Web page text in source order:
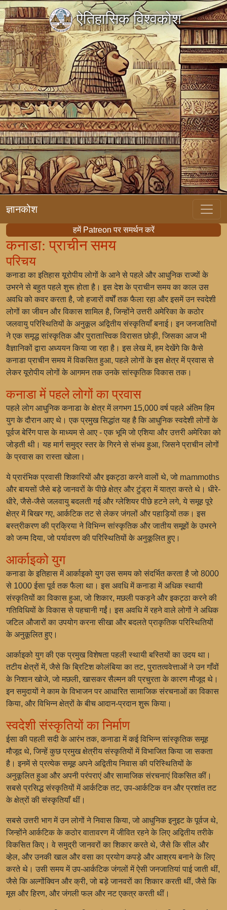
ऐतिहासिक विश्वकोश
ज्ञानकोश
हमें Patreon पर समर्थन करें
कनाडा: प्राचीन समय
परिचय
कनाडा का इतिहास यूरोपीय लोगों के आने से पहले और आधुनिक राज्यों के
उभरने से बहुत पहले शुरू होता है। इस देश के प्राचीन समय का काल उस
अवधि को कवर करता है, जो हजारों वर्षों तक फैला रहा और इसमें उन स्वदेशी
लोगों का जीवन और विकास शामिल है, जिन्होंने उत्तरी अमेरिका के कठोर
जलवायु परिस्थितियों के अनुकूल अद्वितीय संस्कृतियाँ बनाई। इन जनजातियों
ने एक समृद्ध सांस्कृतिक और पुरातात्त्विक विरासत छोड़ी, जिसका आज भी
वैज्ञानिकों द्वारा अध्ययन किया जा रहा है। इस लेख में, हम देखेंगे कि कैसे
कनाडा प्राचीन समय में विकसित हुआ, पहले लोगों के इस क्षेत्र में प्रवास से
लेकर यूरोपीय लोगों के आगमन तक उनके सांस्कृतिक विकास तक।
कनाडा में पहले लोगों का प्रवास
पहले लोग आधुनिक कनाडा के क्षेत्र में लगभग 15,000 वर्ष पहले अंतिम हिम
युग के दौरान आए थे। एक प्रमुख सिद्धांत यह है कि आधुनिक स्वदेशी लोगों के
पूर्वज बेरिंग पास के माध्यम से आए - एक भूमि जो एशिया और उत्तरी अमेरिका को
जोड़ती थी। यह मार्ग समुद्र स्तर के गिरने से संभव हुआ, जिसने प्राचीन लोगों
के प्रवास का रास्ता खोला।
ये प्रारंभिक प्रवासी शिकारियों और इकट्ठा करने वालों थे, जो mammoths
और बायसों जैसे बड़े जानवरों के पीछे क्षेत्र और टुंड्रा में यात्रा करते थे। धीरे-
धीरे, जैसे-जैसे जलवायु बदलती गई और ग्लेशियर पीछे हटने लगे, ये समूह पूरे
क्षेत्र में बिखर गए, आर्कटिक तट से लेकर जंगलों और पहाड़ियों तक। इस
बस्त्रीकरण की प्रक्रिया ने विभिन्न सांस्कृतिक और जातीय समूहों के उभरने
को जन्म दिया, जो पर्यावरण की परिस्थितियों के अनुकूलित हुए।
आर्काइको युग
कनाडा के इतिहास में आर्काइको युग उस समय को संदर्भित करता है जो 8000
से 1000 ईसा पूर्व तक फैला था। इस अवधि में कनाडा में अधिक स्थायी
संस्कृतियों का विकास हुआ, जो शिकार, मछली पकड़ने और इकट्ठा करने की
गतिविधियों के विकास से पहचानी गईं। इस अवधि में रहने वाले लोगों ने अधिक
जटिल औजारों का उपयोग करना सीखा और बदलते प्राकृतिक परिस्थितियों
के अनुकूलित हुए।
आर्काइको युग की एक प्रमुख विशेषता पहली स्थायी बस्तियों का उदय था।
तटीय क्षेत्रों में, जैसे कि ब्रिटिश कोलंबिया का तट, पुरातत्ववेत्ताओं ने उन गाँवों
के निशान खोजे, जो मछली, खासकर सैल्मन की प्रचुरता के कारण मौजूद थे।
इन समुदायों ने काम के विभाजन पर आधारित सामाजिक संरचनाओं का विकास
किया, और विभिन्न क्षेत्रों के बीच आदान-प्रदान शुरू किया।
स्वदेशी संस्कृतियों का निर्माण
ईसा की पहली सदी के आरंभ तक, कनाडा में कई विभिन्न सांस्कृतिक समूह
मौजूद थे, जिन्हें कुछ प्रमुख क्षेत्रीय संस्कृतियों में विभाजित किया जा सकता
है। इनमें से प्रत्येक समूह अपने अद्वितीय निवास की परिस्थितियों के
अनुकूलित हुआ और अपनी परंपराएं और सामाजिक संरचनाएं विकसित कीं।
सबसे प्रसिद्ध संस्कृतियों में आर्कटिक तट, उप-आर्कटिक वन और प्रशांत तट
के क्षेत्रों की संस्कृतियाँ थीं।
सबसे उत्तरी भाग में उन लोगों ने निवास किया, जो आधुनिक इनुइट के पूर्वज थे,
जिन्होंने आर्कटिक के कठोर वातावरण में जीवित रहने के लिए अद्वितीय तरीके
विकसित किए। वे समुद्री जानवरों का शिकार करते थे, जैसे कि सील और
व्हेल, और उनकी खाल और वसा का प्रयोग कपड़े और आश्रय बनाने के लिए
करते थे। उसी समय में उप-आर्कटिक जंगलों में ऐसी जनजातियां पाई जाती थीं,
जैसे कि अल्गोंक्विन और क्री, जो बड़े जानवरों का शिकार करती थीं, जैसे कि
मूस और हिरण, और जंगली फल और नट एकत्र करती थीं।